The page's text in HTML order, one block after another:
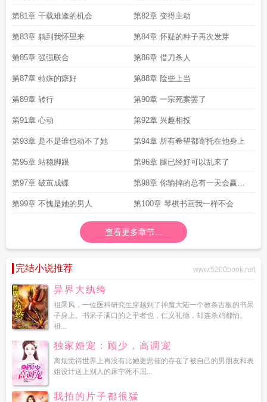
第81章 千载难逢的机会 第82章 变得主动
第83章 躺到我怀里来 第84章 怀疑的种子再次发芽
第85章 强强联合 第86章 借刀杀人
第87章 特殊的癖好 第88章 险些上当
第89章 转行 第90章 一宗死案罢了
第91章 心动 第92章 兴趣相投
第93章 是不是谁也动不了她 第94章 所有希望都寄托在他身上
第95章 站稳脚跟 第96章 腿已经好可以乱来了
第97章 破茧成蝶 第98章 你输掉的总有一天会赢回
来
第99章 不愧是她的男人 第100章 琴棋书画我一样不会
查看更多章节...
完结小说推荐 www.5200book.net
异界大纨绔
祖乘风，一位医科研究生穿越到了神魔大陆一个教条古板的书呆
子身上。书呆子满口的之乎者也，仁义礼德，却连杀鸡都怕。
祖...
独家婚宠：顾少，高调宠
离烟觉得世界上再没有比她更悲催的存在了被自己的男朋友和表
姐设计送上别人的床宁死不屈...
我拍的片子都很猛